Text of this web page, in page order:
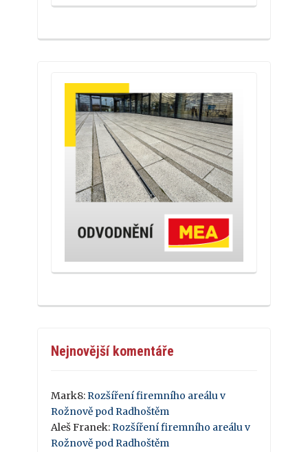
Nejnovější komentáře
Mark8:Rozšíření firemního areálu v
Rožnově pod Radhoštěm
Aleš Franek:Rozšíření firemního areálu v
Rožnově pod Radhoštěm